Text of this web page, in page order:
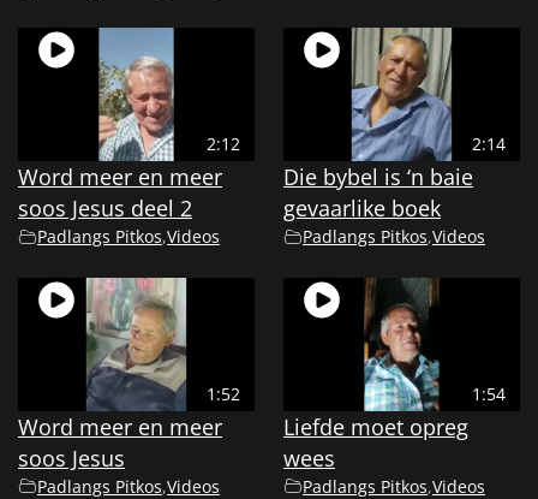
2:12
Word meer en meer
soos Jesus deel 2
Padlangs Pitkos,Videos
2:14
Die bybel is ‘n baie
gevaarlike boek
Padlangs Pitkos,Videos
1:52
Word meer en meer
soos Jesus
Padlangs Pitkos,Videos
1:54
Liefde moet opreg
wees
Padlangs Pitkos,Videos